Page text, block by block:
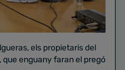
els propietaris del